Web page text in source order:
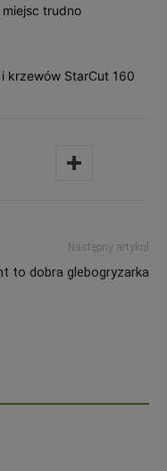
trudno
i krzewów StarCut 160
Następny artykuł
to dobra glebogryzarka